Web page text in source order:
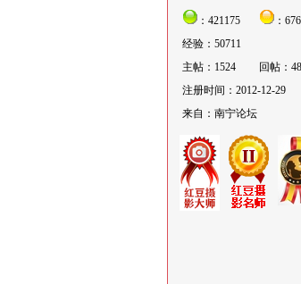
：421175
：676
经验：50711
主帖：1524
回帖：
注册时间：2012-12-29
来自：南宁论坛